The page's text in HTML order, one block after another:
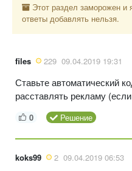
Этот раздел заморожен
ответы добавлять нельзя.
files 229 09.04.2019 19:31
Ставьте автоматический
расставлять рекламу
0 Решение
koks99 2 09.04.2019 06:53